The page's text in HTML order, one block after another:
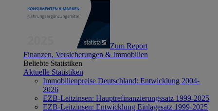
Zum Report
Finanzen, Versicherungen & Immobilien
Beliebte Statistiken
Aktuelle Statistiken
Immobilienpreise Deutschland: Entwicklung 2004-
2026
EZB-Leitzinsen: Hauptrefinanzierungssatz 1999-2025
EZB-Leitzinsen: Entwicklung Einlagesatz 1999-2025